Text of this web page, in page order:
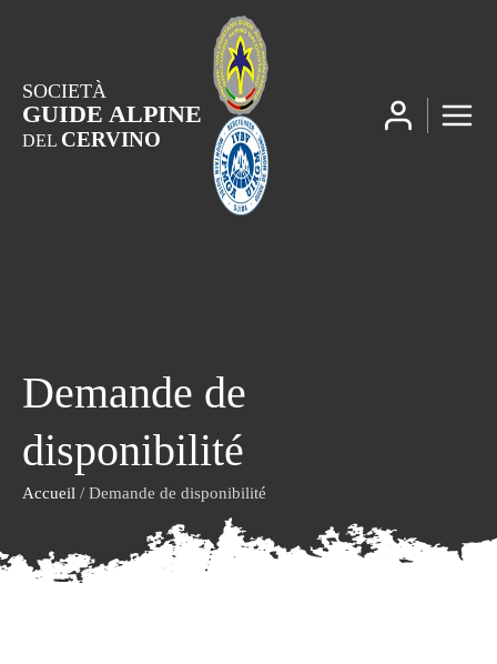
SOCIETÀ
GUIDE ALPINE
DEL CERVINO
Demande de
disponibilité
Accueil / Demande de disponibilité